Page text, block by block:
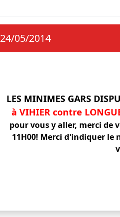
24/05/2014
LES MINIMES GARS
à VIHIER contre
pour vous y aller, merci de
11H00! Merci d'indiquer le